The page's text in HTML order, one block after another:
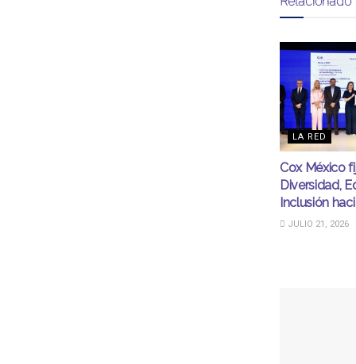
LA RED
Cox México
Diversidad,
Inclusión
JULIO 21, 2026